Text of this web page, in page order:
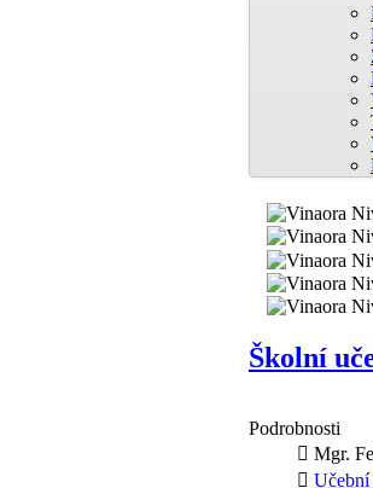
Školní
Podrobnosti
Mgr.
Učební